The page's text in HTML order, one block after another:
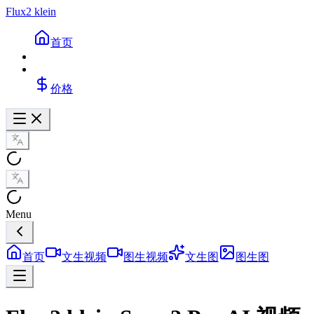
Flux2 klein
首页
价格
Menu
首页 文生视频 图生视频 文生图 图生图